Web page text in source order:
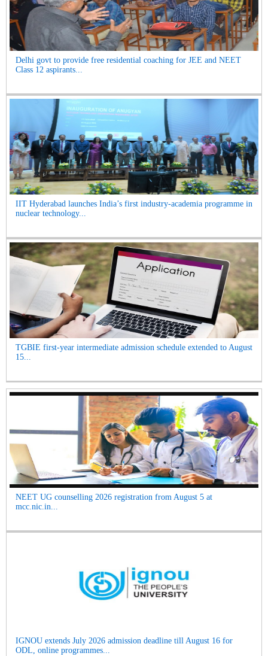
Delhi govt to provide free residential coaching for JEE and NEET
Class 12 aspirants...
IIT Hyderabad launches India’s first industry-academia programme in
nuclear technology...
TGBIE first-year intermediate admission schedule extended to August
15...
NEET UG counselling 2026 registration from August 5 at
mcc.nic.in...
IGNOU extends July 2026 admission deadline till August 16 for
ODL, online programmes...